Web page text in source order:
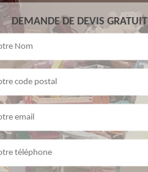
DEMANDE DE DEVIS GRATUIT